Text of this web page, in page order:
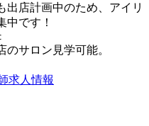
出店計画中のため、アイリ
中です！
サロン見学可能。
求人情報